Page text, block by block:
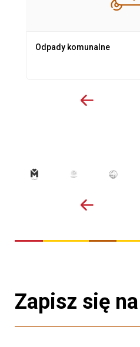
Odpady komunalne
Zapisz się